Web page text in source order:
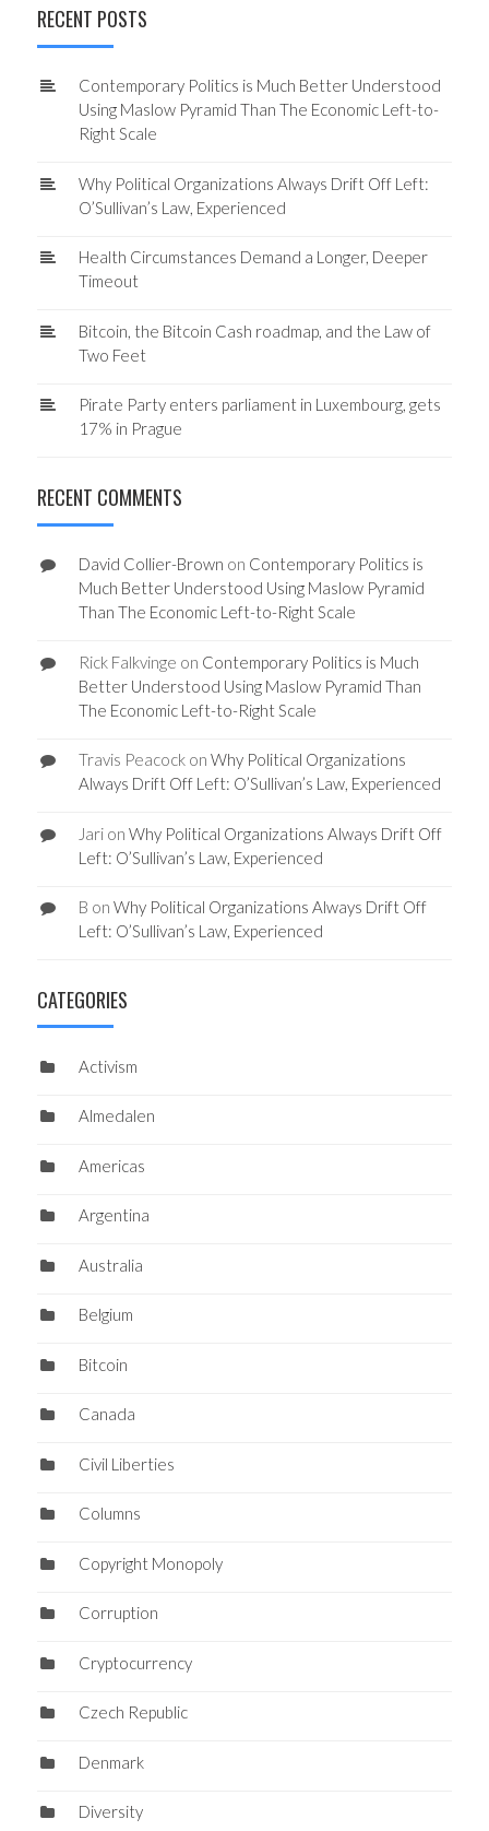
RECENT POSTS
Contemporary Politics is Much Better Understood
Using Maslow Pyramid Than The Economic Left-to-
Right Scale
Why Political Organizations Always Drift Off Left:
O’Sullivan’s Law, Experienced
Health Circumstances Demand a Longer, Deeper
Timeout
Bitcoin, the Bitcoin Cash roadmap, and the Law of
Two Feet
Pirate Party enters parliament in Luxembourg, gets
17% in Prague
RECENT COMMENTS
David Collier-Brown on Contemporary Politics is
Much Better Understood Using Maslow Pyramid
Than The Economic Left-to-Right Scale
Rick Falkvinge on Contemporary Politics is Much
Better Understood Using Maslow Pyramid Than
The Economic Left-to-Right Scale
Travis Peacockon Why Political Organizations
Always Drift Off Left: O’Sullivan’s Law, Experienced
Jarion Why Political Organizations Always Drift Off
Left: O’Sullivan’s Law, Experienced
B on Why Political Organizations Always Drift Off
Left: O’Sullivan’s Law, Experienced
CATEGORIES
Activism
Almedalen
Americas
Argentina
Australia
Belgium
Bitcoin
Canada
Civil Liberties
Columns
Copyright Monopoly
Corruption
Cryptocurrency
Czech Republic
Denmark
Diversity